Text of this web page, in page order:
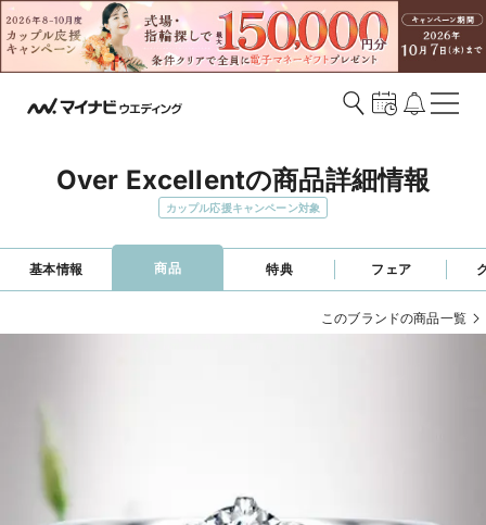
Over Excellentの商品詳細情報
カップル応援キャンペーン対象
基本情報 商品 特典 フェア
このブランドの商品一覧